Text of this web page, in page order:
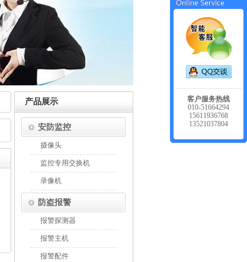
产品展示
安防监控
摄像头
监控专用交换机
录像机
防盗报警
报警探测器
报警主机
报警配件
客户服务热线
010-51664294
15611936768
13521037804